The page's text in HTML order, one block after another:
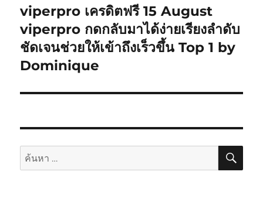
เรื่อง
ต่อ
ไป:
viperpro เครดิตฟรี 15 August
viperpro กดกลับมาได้ง่ายเรียงลำดับ
ชัดเจนช่วยให้เข้าถึงเร็วขึ้น Top 1 by
Dominique
ค้นหา: ค้น